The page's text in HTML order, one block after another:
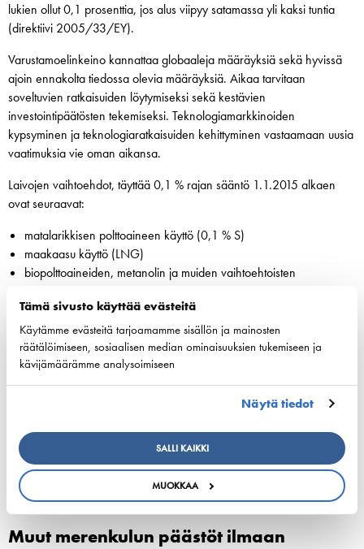
Tämä sivusto käyttää evästeitä
Käytämme evästeitä tarjoamamme sisällön ja mainosten
räätälöimiseen, sosiaalisen median ominaisuuksien tukemiseen ja
kävijämäärämme analysoimiseen
Näytä tiedot
SALLI KAIKKI
MUOKKAA
lukien ollut 0,1 prosenttia, jos alus viipyy satamassa yli kaksi tuntia
(direktiivi 2005/33/EY).
Varustamoelinkeino kannattaa globaaleja määräyksiä sekä hyvissä
ajoin ennakolta tiedossa olevia määräyksiä. Aikaa tarvitaan
soveltuvien ratkaisuiden löytymiseksi sekä kestävien
investointipäätösten tekemiseksi. Teknologiamarkkinoiden
kypsyminen ja teknologiaratkaisuiden kehittyminen vastaamaan uusia
vaatimuksia vie oman aikansa.
Laivojen vaihtoehdot, täyttää 0,1 % rajan sääntö 1.1.2015 alkaen
ovat seuraavat:
matalarikkisen polttoaineen käyttö (0,1 % S)
maakaasu käyttö (LNG)
biopolttoaineiden, metanolin ja muiden vaihtoehtoisten
rikkipesurin käyttö (pakokaasun puhdistus skrubberi-teknologian
avulla, kun alus käyttää raskasta polttoainetta)
Tänään on noin 20 suomalaiseen alukseen asennettu rikkipesuri. Kun
verrattuna matalarikkisen tisleen käyttöön. Savukaasupesurit eivät
investointikustannus on merkittävä eivätkä ne sovellu kaikille aluksille.
LNG:n käyttö soveltuu lähinnä uudisrakennuksiin, jotka toimivat
lähimerenkulun linjaliikenteessä. Toistaiseksi Itämeren alueelta ja
Suomesta LNG:n jakeluinfrastruktuuri on rajallinen.
Muut merenkulun päästöt ilmaan